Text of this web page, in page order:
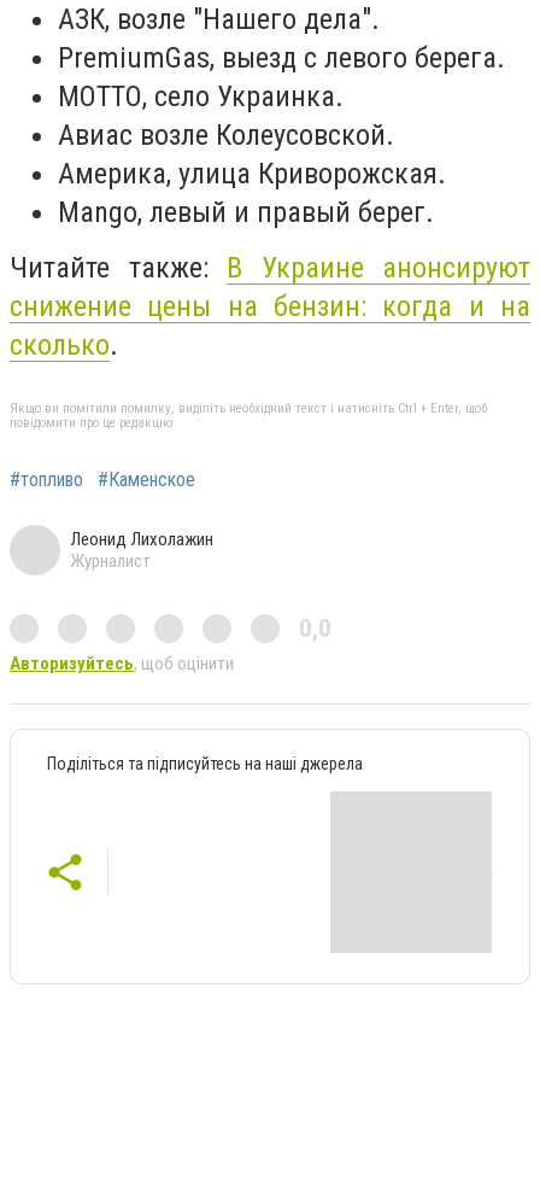
АЗК, возле "Нашего дела".
PremiumGas, выезд с левого берега.
МОТТО, село Украинка.
Авиас возле Колеусовской.
Америка, улица Криворожская.
Mango, левый и правый берег.
Читайте также: В Украине анонсируют
снижение цены на бензин: когда и на
сколько.
Якщо ви помітили помилку, виділіть необхідний текст і натисніть Ctrl + Enter, щоб
повідомити про це редакцію
#топливо #Каменское
Леонид Лихолажин
Журналист
0,0
Авторизуйтесь, щоб оцінити
Поділіться та підписуйтесь на наші джерела